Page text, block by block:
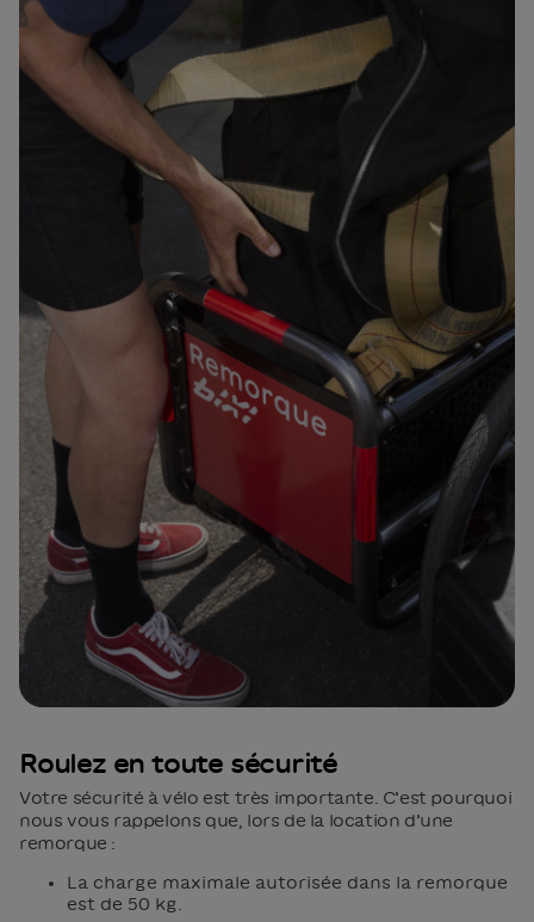
Roulez en toute sécurité
Votre sécurité à vélo est très importante. C’est pourquoi
nous vous rappelons que, lors de la location d’une
remorque :
La charge maximale autorisée dans la remorque
est de 50 kg.